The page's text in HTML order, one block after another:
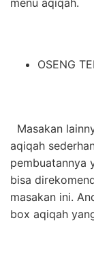
OSENG
Masakan
aqiqah
pembuatannya
bisa
masakan ini.
box aqiqah